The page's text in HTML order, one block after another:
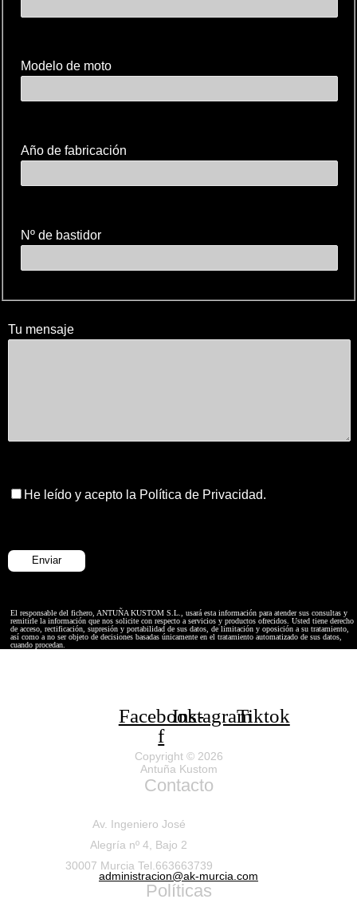
Modelo de moto
Año de fabricación
Nº de bastidor
Tu mensaje
He leído y acepto la Política de Privacidad.
El responsable del fichero, ANTUÑA KUSTOM S.L., usará esta información para atender sus consultas y
remitirle la información que nos solicite con respecto a servicios y productos ofrecidos. Usted tiene derecho
de acceso, rectificación, supresión y portabilidad de sus datos, de limitación y oposición a su tratamiento,
así como a no ser objeto de decisiones basadas únicamente en el tratamiento automatizado de sus datos,
cuando procedan.
Facebook-
f
InstagramTiktok
Copyright © 2026
Antuña Kustom
Contacto
Av. Ingeniero José
Alegría nº 4, Bajo 2
30007 Murcia Tel.663663739
administracion@ak-murcia.com
Políticas